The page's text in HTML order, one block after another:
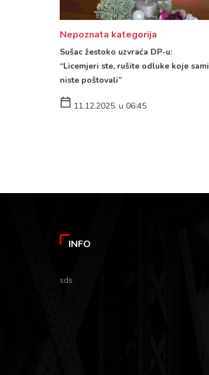
Nepoznata kategorija
Sušac žestoko uzvraća DP-u:
“Licemjeri ste, rušite odluke koje sami
niste poštovali”
11.12.2025. u 06:45
INFO
sds